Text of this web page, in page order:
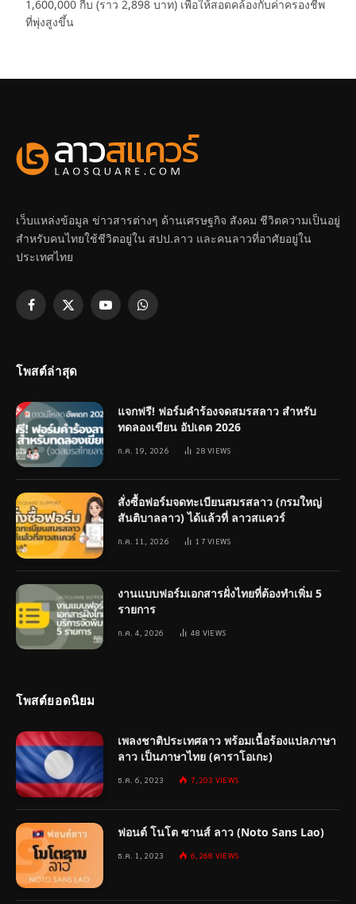
1,600,000 กีบ (ราว 2,898 บาท) เพื่อให้สอดคล้องกับค่าครองชีพ
ที่พุ่งสูงขึ้น
เว็บแหล่งข้อมูล ข่าวสารต่างๆ ด้านเศรษฐกิจ สังคม ชีวิตความเป็นอยู่
สำหรับคนไทยใช้ชีวิตอยู่ใน สปป.ลาว และคนลาวที่อาศัยอยู่ใน
ประเทศไทย
Facebook
X
YouTubeWhatsApp
โพสต์ล่าสุด
แจกฟรี! ฟอร์มคำร้องจดสมรสลาว สำหรับ
ทดลองเขียน อัปเดต 2026
ก.ค. 19, 2026 28VIEWS
สั่งซื้อฟอร์มจดทะเบียนสมรสลาว (กรมใหญ่
สันติบาลลาว) ได้แล้วที่ ลาวสแควร์
ก.ค. 11, 2026 17VIEWS
งานแบบฟอร์มเอกสารฝั่งไทยที่ต้องทำเพิ่ม 5
รายการ
ก.ค. 4, 2026 48 VIEWS
โพสต์ยอดนิยม
เพลงชาติประเทศลาว พร้อมเนื้อร้องแปลภาษา
ลาว เป็นภาษาไทย (คาราโอเกะ)
ธ.ค. 6, 2023 7,203 VIEWS
ฟอนต์ โนโต ซานส์ ลาว (Noto Sans Lao)
ธ.ค. 1, 2023 6,268 VIEWS